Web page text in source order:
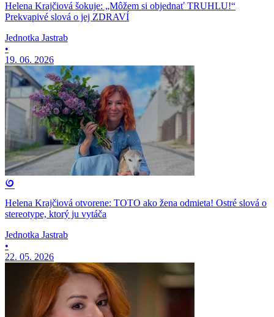
Helena Krajčiová šokuje: „Môžem si objednať TRUHLU!“
Prekvapivé slová o jej ZDRAVÍ
Jednotka Jastrab
•
19. 06. 2026
Helena Krajčiová otvorene: TOTO ako žena odmieta! Ostré slová o
stereotype, ktorý ju vytáča
Jednotka Jastrab
•
22. 05. 2026